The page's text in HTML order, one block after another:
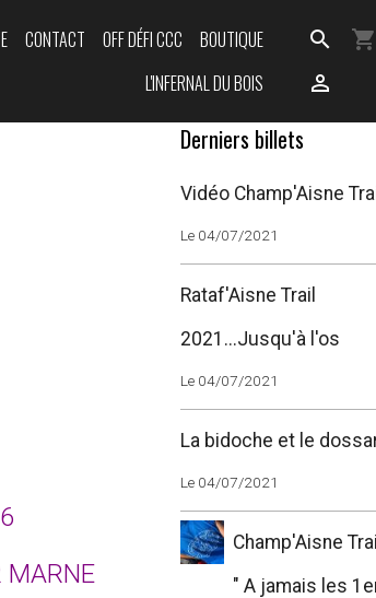
CONTACT OFF DÉFI CCC
BOUTIQUE
L'INFERNAL DU BOIS
MARNE
Derniers billets
Vidéo Champ'Aisne
Le 04/07/2021
Rataf'Aisne Trail
2021...Jusqu'à l'os
Le 04/07/2021
La bidoche et le
Le 04/07/2021
Champ'Aisne
" A jamais les